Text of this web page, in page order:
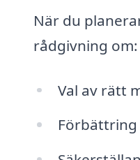
När du
rådgivning om:
Val av rätt
Förbättring